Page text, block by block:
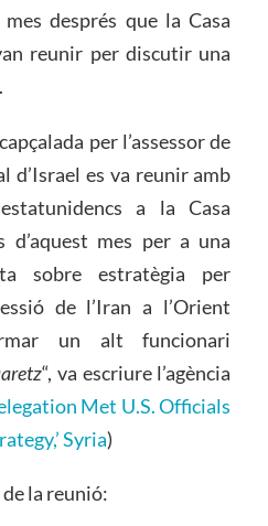
després que la Casa
reunir per discutir una
per l’assessor de
d’Israel es va reunir amb
a la Casa
d’aquest mes per a una
sobre estratègia per
de l’Iran a l’Orient
un alt funcionari
“, va escriure l’agència
Met U.S. Officials
Syria)
la reunió: